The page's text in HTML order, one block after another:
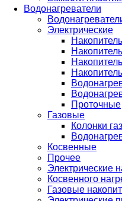
Водонагреватели
Электрические
Проточные
Газовые
Колонки
Косвенные
Прочее
Электрические
Косвенного
Газовые